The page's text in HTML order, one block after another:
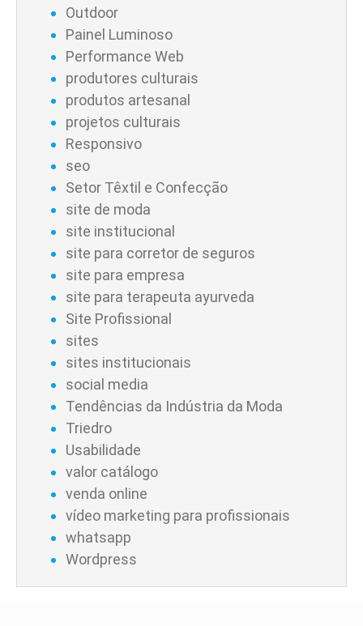
Outdoor
Painel Luminoso
Performance Web
produtores culturais
produtos artesanal
projetos culturais
Responsivo
seo
Setor Têxtil e Confecção
site de moda
site institucional
site para corretor de seguros
site para empresa
site para terapeuta ayurveda
Site Profissional
sites
sites institucionais
social media
Tendências da Indústria da Moda
Triedro
Usabilidade
valor catálogo
venda online
vídeo marketing para profissionais
whatsapp
Wordpress